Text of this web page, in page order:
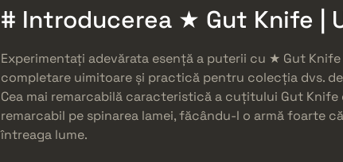
# Introducerea ★ Gut Knife |
Experimentați adevărata esență a puterii cu ★ Gut Knife
completare uimitoare și practică pentru colecția dvs.
Cea mai remarcabilă caracteristică a cuțitului Gut Knife
remarcabil pe spinarea lamei, făcându-l o armă foarte
întreaga lume.